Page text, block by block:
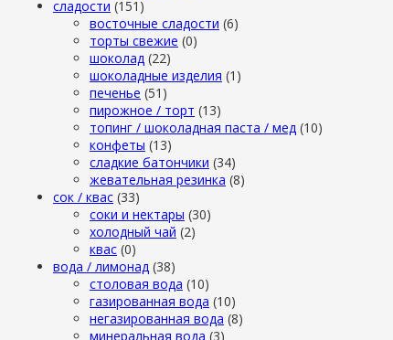
сладости (151)
восточные сладости (6)
торты свежие (0)
шоколад (22)
шоколадные изделия (1)
печенье (51)
пирожное / торт (13)
топинг / шоколадная паста / мед (10)
конфеты (13)
сладкие батончики (34)
жевательная резинка (8)
сок / квас (33)
соки и нектары (30)
холодный чай (2)
квас (0)
вода / лимонад (38)
столовая вода (10)
газированная вода (10)
негазированная вода (8)
минеральная вода (3)